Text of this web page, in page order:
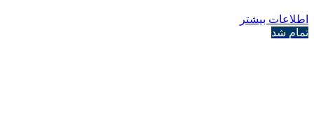
اطلاعات بیشتر
تمام شد